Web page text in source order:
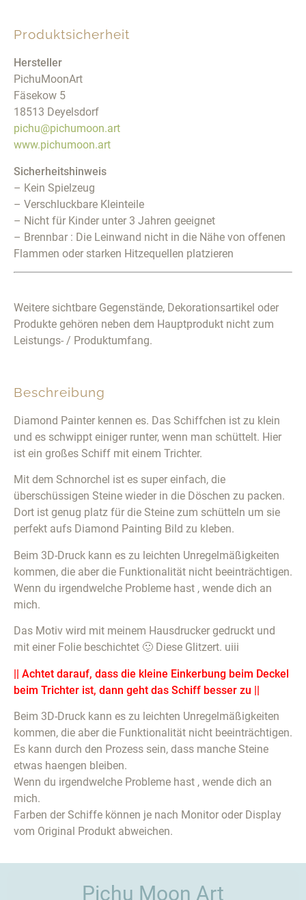
Beschreibung
Diamond Painter kennen es. Das Schiffchen ist zu klein
und es schwippt einiger runter, wenn man schüttelt. Hier
ist ein großes Schiff mit einem Trichter.
Mit dem Schnorchel ist es super einfach, die
überschüssigen Steine wieder in die Döschen zu packen.
Dort ist genug platz für die Steine zum schütteln um sie
perfekt aufs Diamond Painting Bild zu kleben.
Beim 3D-Druck kann es zu leichten Unregelmäßigkeiten
kommen, die aber die Funktionalität nicht beeinträchtigen.
Wenn du irgendwelche Probleme hast , wende dich an
mich.
Das Motiv wird mit meinem Hausdrucker gedruckt und
mit einer Folie beschichtet 🙂 Diese Glitzert. uiii
|| Achtet darauf, dass die kleine Einkerbung beim Deckel
beim Trichter ist, dann geht das Schiff besser zu ||
Beim 3D-Druck kann es zu leichten Unregelmäßigkeiten
kommen, die aber die Funktionalität nicht beeinträchtigen.
Es kann durch den Prozess sein, dass manche Steine
etwas haengen bleiben.
Wenn du irgendwelche Probleme hast , wende dich an
mich.
Farben der Schiffe können je nach Monitor oder Display
vom Original Produkt abweichen.
Produktsicherheit
Hersteller
PichuMoonArt
Fäsekow 5
18513 Deyelsdorf
pichu@pichumoon.art
www.pichumoon.art
Sicherheitshinweis
– Kein Spielzeug
– Verschluckbare Kleinteile
– Nicht für Kinder unter 3 Jahren geeignet
– Brennbar : Die Leinwand nicht in die Nähe von offenen
Flammen oder starken Hitzequellen platzieren
Weitere sichtbare Gegenstände, Dekorationsartikel oder
Produkte gehören neben dem Hauptprodukt nicht zum
Leistungs- / Produktumfang.
Pichu Moon Art